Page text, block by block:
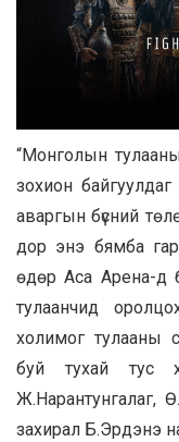
“Монголын
зохион
аваргын бүсний
дор энэ бямба
өдөр Аса Арена-д
тулаанчид
холимог тулааны
буй тухай тус
Ж.Нарантунгалаг,
захирал Б.Эрдэнэ